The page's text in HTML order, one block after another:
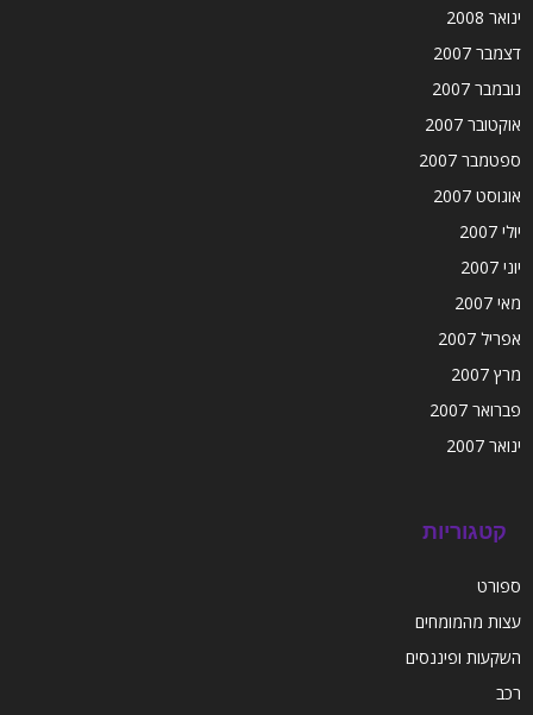
ינואר 2008
דצמבר 2007
נובמבר 2007
אוקטובר 2007
ספטמבר 2007
אוגוסט 2007
יולי 2007
יוני 2007
מאי 2007
אפריל 2007
מרץ 2007
פברואר 2007
ינואר 2007
קטגוריות
ספורט
עצות מהמומחים
השקעות ופיננסים
רכב